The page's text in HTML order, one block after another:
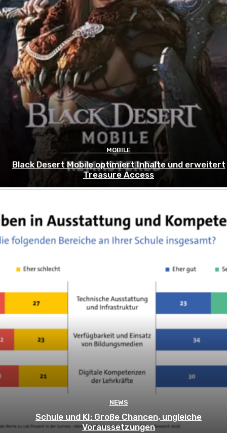
MOBILE
Black Desert Mobile optimiert Inhalte und erweitert
Treasure Access
NEWS
Schule und KI: Große Chancen, ungleiche
Voraussetzungen